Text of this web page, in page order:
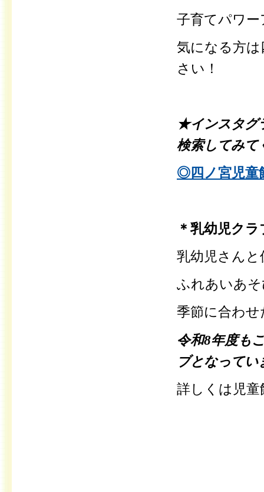
子育てパワ
気になる方
さい！
★インスタグ
検索してみ
◎ 四ノ宮児
＊乳幼児ク
乳幼児さん
ふれあいあ
季節に合わ
令和8年度も
ブとなってい
詳しくは児